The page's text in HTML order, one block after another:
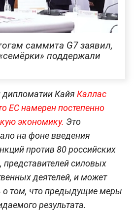
саммита G7 заявил,
поддержали
дипломатии Кайя Каллас
ЕС намерен постепенно
экономику. Это
на фоне введения
против 80 российских
силовых
деятелей, и может
о том, что предыдущие меры
результата.